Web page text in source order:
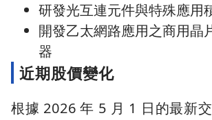
研發光互連元件與特殊應用
開發乙太網路應用之商用晶
器
近期股價變化
根據 2026 年 5 月 1 日的最新